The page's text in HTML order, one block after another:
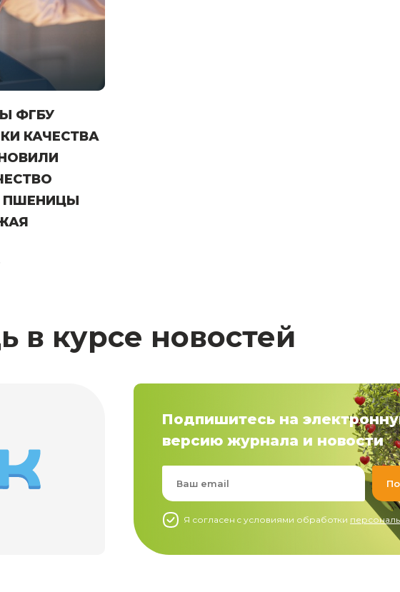
ФГБУ
КАЧЕСТВА
ПШЕНИЦЫ
в курсе новостей
Подпишитесь на
версию журнала и новости
Я согласен c условиями обработки